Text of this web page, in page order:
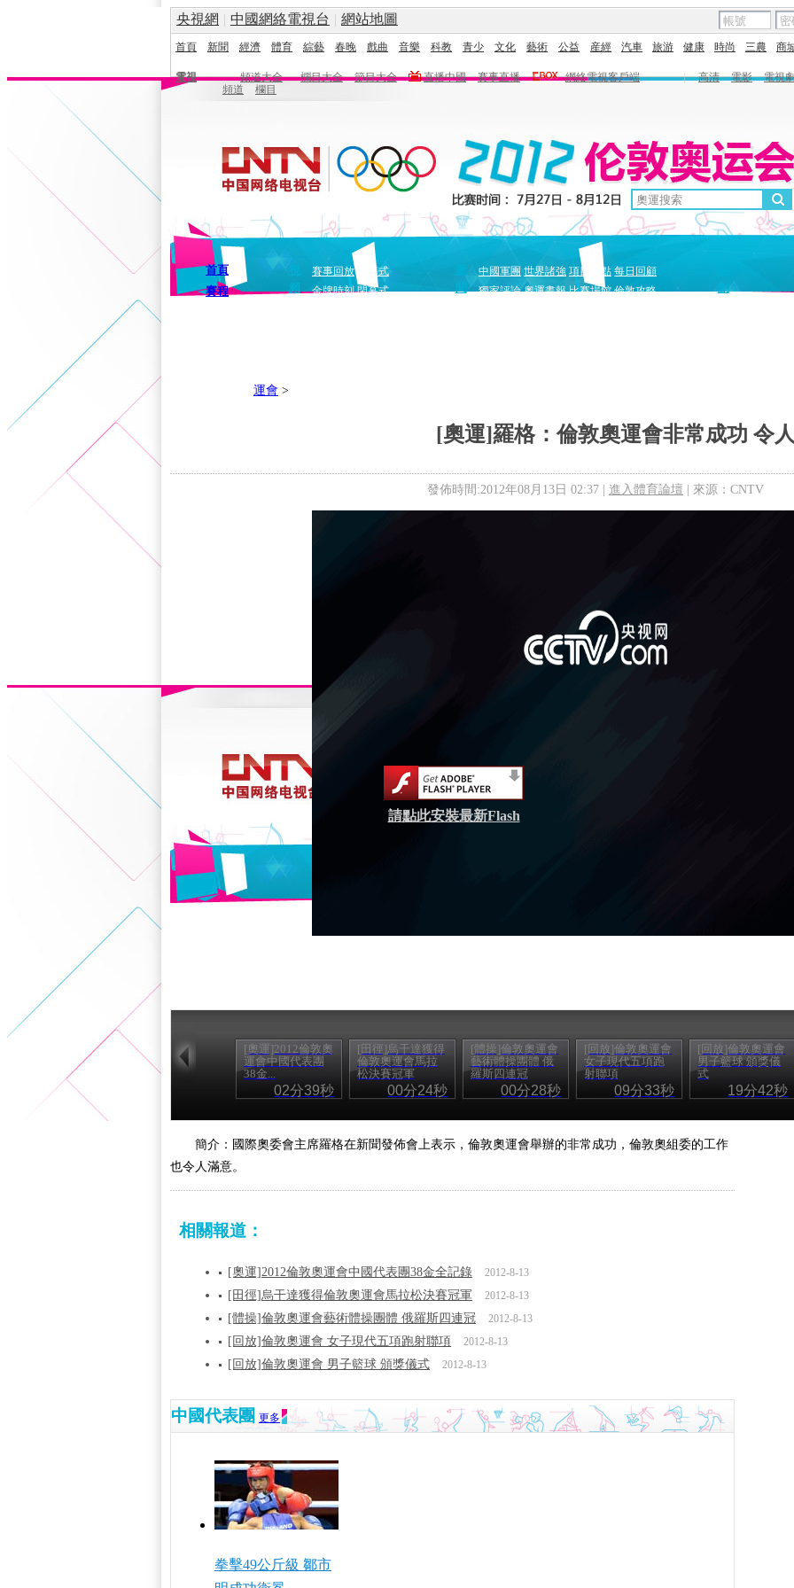
央視網 | 中國網絡電視台 | 網站地圖
首頁 新聞 經濟 體育 綜藝 春晚 戲曲 音樂 科教 青少 文化 藝術 公益 産經 汽車 旅游 健康 時尚 三農 商
電視 頻道大全 欄目大全 節目大全 直播中國 賽事直播 網絡電視客戶端 | 高清 電影
電視
頻道
欄目
首頁
賽程
頻
賽事回放
開幕式
金牌時刻 閉幕式
中國軍團 世界諸強 項目盤點 每日回顧
獨家評論 奧運畫報 比賽場館 倫敦攻略
創
運會 >
[奧運]羅格：倫敦奧運會非常成功 令
發佈時間:2012年08月13日 02:37 | 進入體育論壇 | 來源：CNTV
請點此安裝最新Flash
[奧運]2012倫敦奧
運會中國代表團
38金...
02分39秒
[田徑]烏干達獲得
倫敦奧運會馬拉
松決賽冠軍
00分24秒
[體操]倫敦奧運會
藝術體操團體 俄
羅斯四連冠
00分28秒
[回放]倫敦奧運會
女子現代五項跑
射聯項
09分33秒
[回放]倫敦奧運會
男子籃球 頒獎儀
式
19分42秒
簡介：國際奧委會主席羅格在新聞發佈會上表示，倫敦奧運會舉辦的非常成功，倫敦奧組委的工作
也令人滿意。
相關報道：
[奧運]2012倫敦奧運會中國代表團38金全記錄 2012-8-13
[田徑]烏干達獲得倫敦奧運會馬拉松決賽冠軍 2012-8-13
[體操]倫敦奧運會藝術體操團體 俄羅斯四連冠 2012-8-13
[回放]倫敦奧運會 女子現代五項跑射聯項 2012-8-13
[回放]倫敦奧運會 男子籃球 頒獎儀式 2012-8-13
中國代表團 更多
拳擊49公斤級 鄒市